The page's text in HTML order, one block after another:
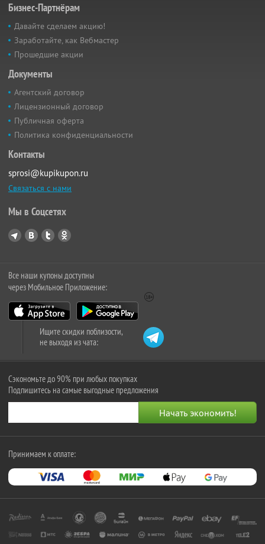
Бизнес-Партнёрам
Давайте сделаем акцию!
Заработайте, как Вебмастер
Прошедшие акции
Документы
Агентский договор
Лицензионный договор
Публичная оферта
Политика конфиденциальности
Контакты
sprosi@kupikupon.ru
Связаться с нами
Мы в Соцсетях
Все наши купоны доступны
через Мобильное Приложение:
Ищите скидки поблизости,
не выходя из чата:
Сэкономьте до 90% при любых покупках
Подпишитесь на самые выгодные предложения
Принимаем к оплате: